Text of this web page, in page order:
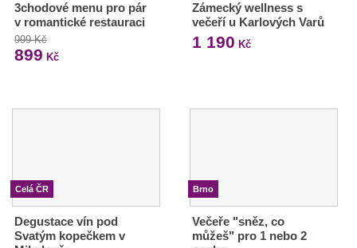
3chodové menu pro pár
v romantické restauraci
999 Kč
899 Kč
Zámecký wellness s
večeří u Karlových Varů
1 190 Kč
Celá ČR
Degustace vín pod
Svatým kopečkem v
Brno
Večeře "sněz, co
můžeš" pro 1 nebo 2